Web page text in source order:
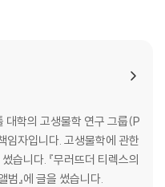
대학의 고생물학 연구 그룹(P
자입니다. 고생물학에 관한
습니다. 『무러뜨더 티렉스의
범』에 글을 썼습니다.